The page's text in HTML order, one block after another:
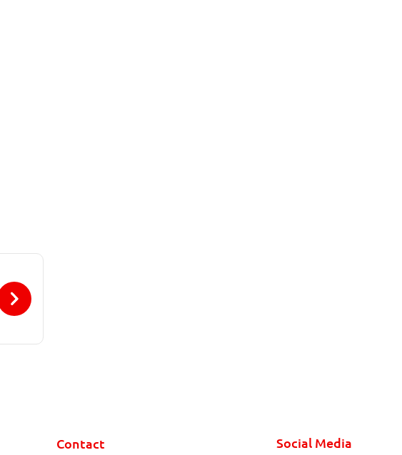
Contact Social Media